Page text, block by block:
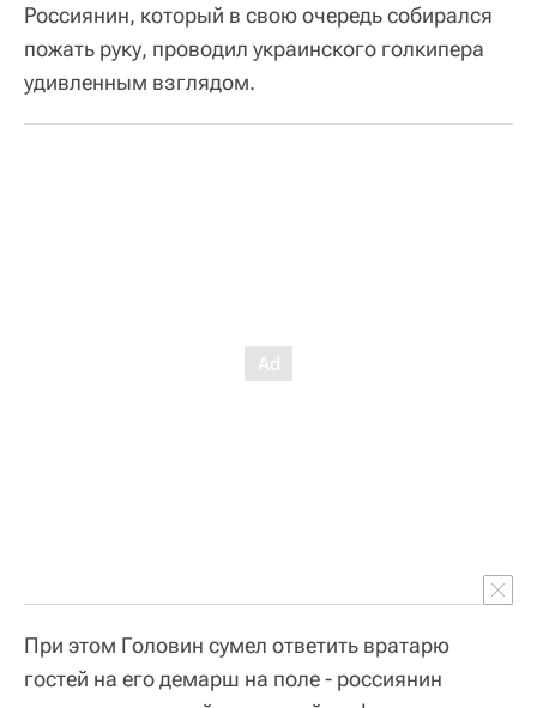
Россиянин, который в свою очередь собирался
пожать руку, проводил украинского голкипера
удивленным взглядом.
При этом Головин сумел ответить вратарю
гостей на его демарш на поле - россиянин